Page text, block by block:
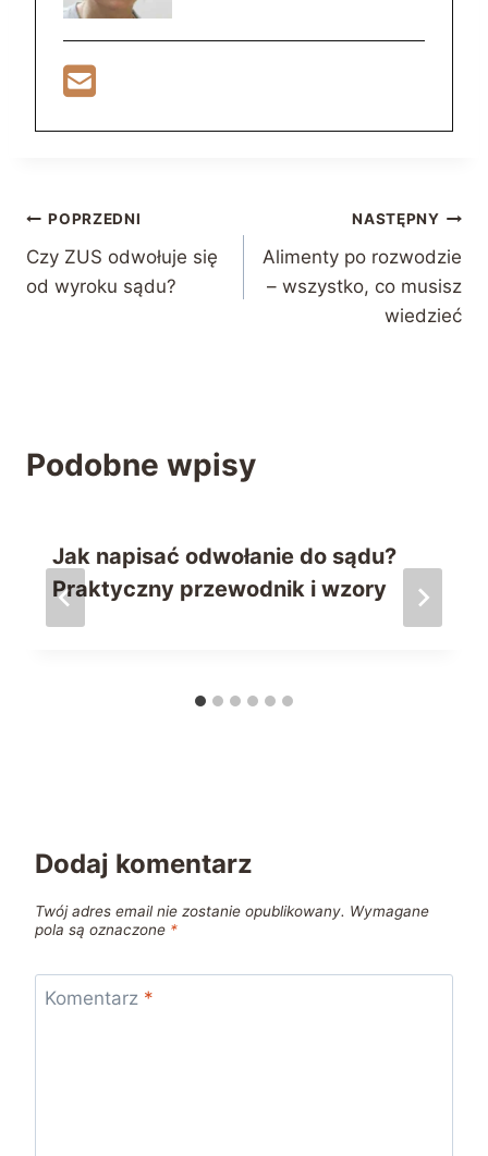
Nawigacja
wpisu
POPRZEDNI
Czy ZUS odwołuje się
od wyroku sądu?
NASTĘPNY
Alimenty po rozwodzie
– wszystko, co musisz
wiedzieć
Podobne wpisy
Jak napisać odwołanie do sądu?
Praktyczny przewodnik i wzory
Dodaj komentarz
Twój adres email nie zostanie opublikowany. Wymagane
pola są oznaczone *
Komentarz *